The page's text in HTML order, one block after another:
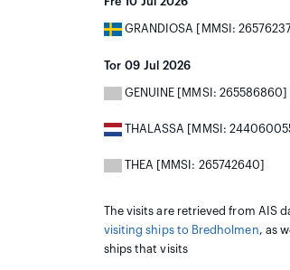
GRANDIOSA [MMSI:
Tor 09 Jul 2026
GENUINE [MMSI: 265586860]
THALASSA [MMSI:
THEA [MMSI: 265742640]
The visits are retrieved from AIS
visiting ships to Bredholmen, as
ships that visits